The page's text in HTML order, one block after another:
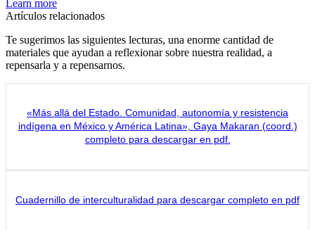
Learn more
Artículos relacionados
Te sugerimos las siguientes lecturas, una enorme cantidad de
materiales que ayudan a reflexionar sobre nuestra realidad, a
repensarla y a repensarnos.
«Más allá del Estado. Comunidad, autonomía y resistencia
indígena en México y América Latina», Gaya Makaran (coord.)
completo para descargar en pdf.
Cuadernillo de interculturalidad para descargar completo en pdf